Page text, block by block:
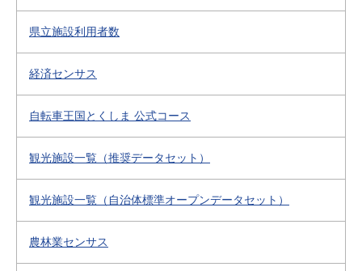
県立施設利用者数
経済センサス
自転車王国とくしま 公式コース
観光施設一覧（推奨データセット）
観光施設一覧（自治体標準オープンデータセット）
農林業センサス